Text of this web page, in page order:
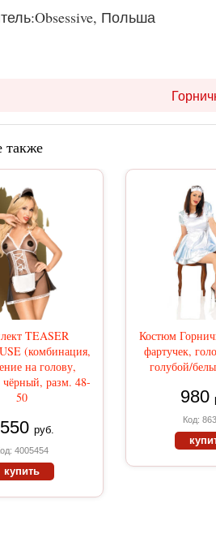
Польша
также
TEASER
(комбинация,
на голову,
чёрный, разм. 48-
50
руб.
4005454
купить
Костюм
фартучек,
голубой/
980
Код: